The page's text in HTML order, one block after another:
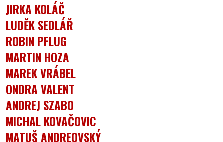
JIRKA KOLÁČ
LUDĚK SEDLÁŘ
ROBIN PFLUG
MARTIN HOZA
MAREK VRÁBEL
ONDRA VALENT
ANDREJ SZABO
MICHAL KOVAČOVIC
MATUŠ ANDREOVSKÝ